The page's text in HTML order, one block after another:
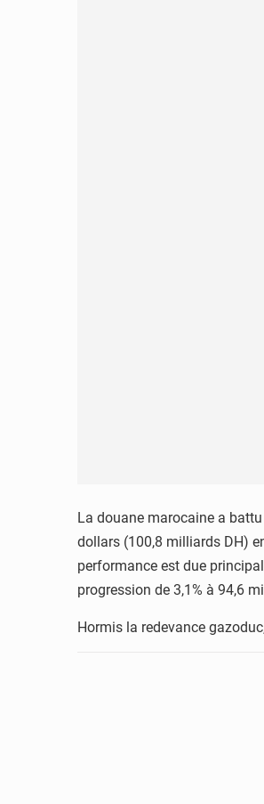
La douane marocaine a
dollars (100,8 milliards DH)
performance est due
progression de 3,1% à 94,6
Hormis la redevance